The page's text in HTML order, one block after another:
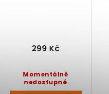
Momentálně
nedostupné
299 Kč